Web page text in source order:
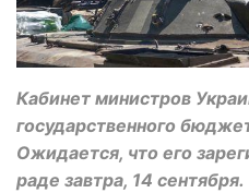
Кабинет министров
государственного
Ожидается, что его
раде завтра, 14 сентября.